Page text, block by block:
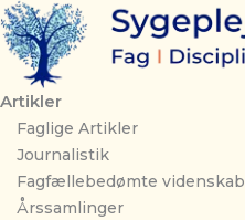
Gå
til
indholdet
Artikler
Faglige Artikler
Journalistik
Fagfællebedømte
Årssamlinger